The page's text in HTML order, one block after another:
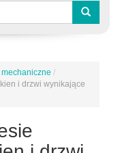
/
i drzwi wynikające